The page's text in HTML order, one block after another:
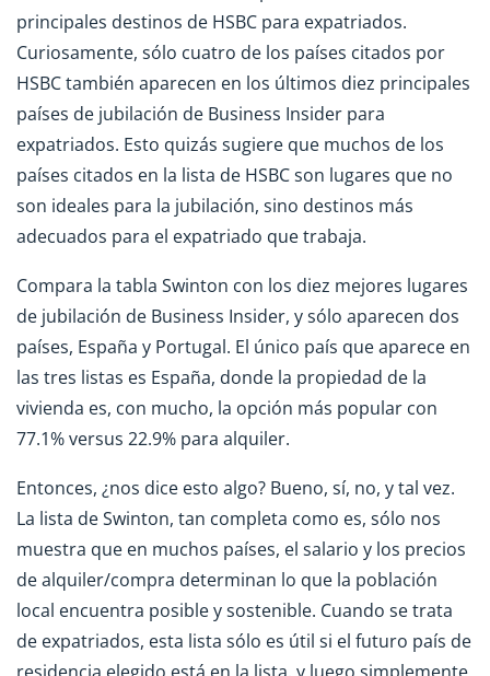
principales destinos de HSBC para expatriados.
Curiosamente, sólo cuatro de los países citados por
HSBC también aparecen en los últimos diez principales
países de jubilación de Business Insider para
expatriados. Esto quizás sugiere que muchos de los
países citados en la lista de HSBC son lugares que no
son ideales para la jubilación, sino destinos más
adecuados para el expatriado que trabaja.
Compara la tabla Swinton con los diez mejores lugares
de jubilación de Business Insider, y sólo aparecen dos
países, España y Portugal. El único país que aparece en
las tres listas es España, donde la propiedad de la
vivienda es, con mucho, la opción más popular con
77.1% versus 22.9% para alquiler.
Entonces, ¿nos dice esto algo? Bueno, sí, no, y tal vez.
La lista de Swinton, tan completa como es, sólo nos
muestra que en muchos países, el salario y los precios
de alquiler/compra determinan lo que la población
local encuentra posible y sostenible. Cuando se trata
de expatriados, esta lista sólo es útil si el futuro país de